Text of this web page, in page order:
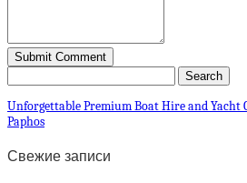
Unforgettable Premium Boat Hire and Yacht
Paphos
Свежие записи